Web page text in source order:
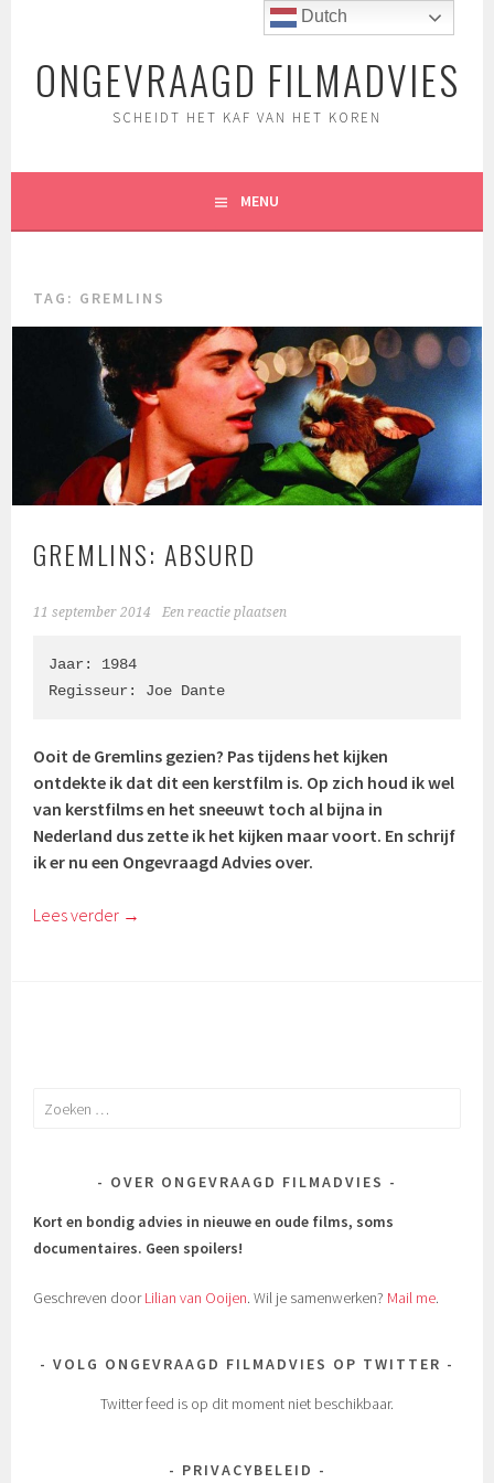
inhoudONGEVRAAGD FILMADVIES
SCHEIDT HET KAF VAN HET KOREN
MENU
TAG: GREMLINS
GREMLINS: ABSURD
11 september 2014 Een reactie plaatsen
Jaar: 1984
Regisseur: Joe Dante
Ooit de Gremlins gezien? Pas tijdens het kijken
ontdekte ik dat dit een kerstfilm is. Op zich houd ik wel
van kerstfilms en het sneeuwt toch al bijna in
Nederland dus zette ik het kijken maar voort. En schrijf
ik er nu een Ongevraagd Advies over.
Lees verder →
Zoeken
OVER ONGEVRAAGD FILMADVIES
Kort en bondig advies in nieuwe en oude films, soms
documentaires. Geen spoilers!
Geschreven doorLilian van Ooijen. Wil je samenwerken? Mail me.
VOLG ONGEVRAAGD FILMADVIES OP TWITTER
Twitter feed is op dit moment niet beschikbaar.
PRIVACYBELEID
Dutch